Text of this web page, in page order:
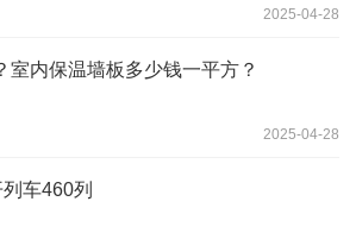
2025-04-28
室内保温墙板多少钱一平方？
2025-04-28
车460列